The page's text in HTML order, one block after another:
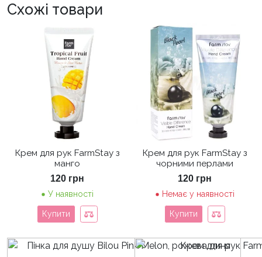
Схожі товари
Крем для рук FarmStay з
манго
120 грн
У наявності
Купити
Крем для рук FarmStay з
чорними перлами
120 грн
Немає у наявності
Купити